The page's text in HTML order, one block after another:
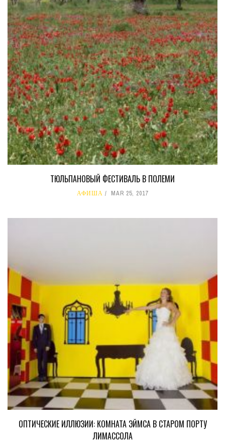
ТЮЛЬПАНОВЫЙ ФЕСТИВАЛЬ В ПОЛЕМИ
АФИША MAR 25, 2017
ОПТИЧЕСКИЕ ИЛЛЮЗИИ: КОМНАТА ЭЙМСА В СТАРОМ ПОРТУ
ЛИМАССОЛА